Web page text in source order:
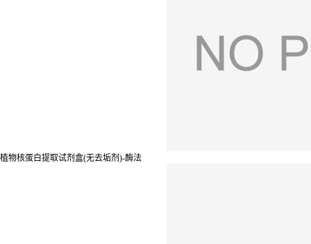
植物核蛋白提取试剂盒(无去垢剂)-酶法